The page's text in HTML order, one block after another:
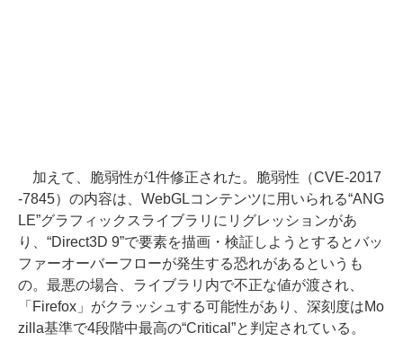
加えて、脆弱性が1件修正された。脆弱性（CVE-2017
-7845）の内容は、WebGLコンテンツに用いられる“ANG
LE”グラフィックスライブラリにリグレッションがあ
り、“Direct3D 9”で要素を描画・検証しようとするとバッ
ファーオーバーフローが発生する恐れがあるというも
の。最悪の場合、ライブラリ内で不正な値が渡され、
「Firefox」がクラッシュする可能性があり、深刻度はMo
zilla基準で4段階中最高の“Critical”と判定されている。